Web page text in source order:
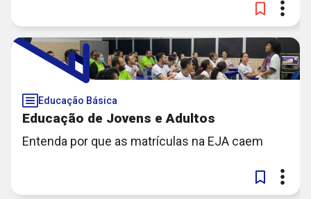
Educação Básica
Educação de Jovens e Adultos
Entenda por que as matrículas na EJA caem